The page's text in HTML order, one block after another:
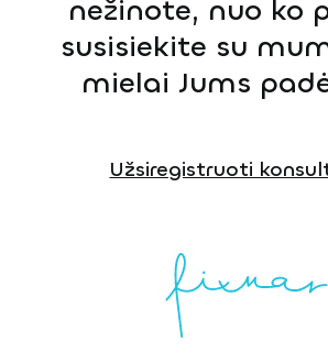
nežinote, nuo ko
susisiekite su
mielai Jums
Užsiregistruoti